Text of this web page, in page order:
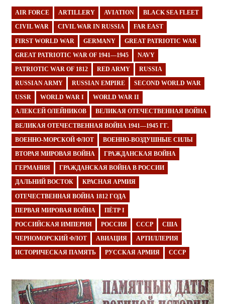
AIR FORCE ARTILLERY AVIATION BLACK SEA FLEET
CIVIL WAR CIVIL WAR IN RUSSIA FAR EAST
FIRST WORLD WAR GERMANY GREAT PATRIOTIC WAR
GREAT PATRIOTIC WAR OF 1941—1945 NAVY
PATRIOTIC WAR OF 1812 RED ARMY RUSSIA
RUSSIAN ARMY RUSSIAN EMPIRE SECOND WORLD WAR
USSR WORLD WAR I WORLD WAR II
АЛЕКСЕЙ ОЛЕЙНИКОВ ВЕЛИКАЯ ОТЕЧЕСТВЕННАЯ ВОЙНА
ВЕЛИКАЯ ОТЕЧЕСТВЕННАЯ ВОЙНА 1941—1945 ГГ.
ВОЕННО-МОРСКОЙ ФЛОТ ВОЕННО-ВОЗДУШНЫЕ СИЛЫ
ВТОРАЯ МИРОВАЯ ВОЙНА ГРАЖДАНСКАЯ ВОЙНА
ГЕРМАНИЯ ГРАЖДАНСКАЯ ВОЙНА В РОССИИ
ДАЛЬНИЙ ВОСТОК КРАСНАЯ АРМИЯ
ОТЕЧЕСТВЕННАЯ ВОЙНА 1812 ГОДА
ПЕРВАЯ МИРОВАЯ ВОЙНА ПЁТР I
РОССИЙСКАЯ ИМПЕРИЯ РОССИЯ СССР США
ЧЕРНОМОРСКИЙ ФЛОТ АВИАЦИЯ АРТИЛЛЕРИЯ
ИСТОРИЧЕСКАЯ ПАМЯТЬ РУССКАЯ АРМИЯ СССР